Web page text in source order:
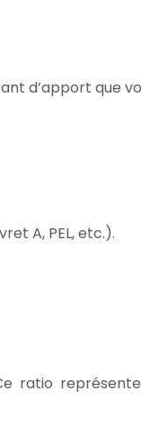
d’apport que
A, PEL, etc.).
ratio